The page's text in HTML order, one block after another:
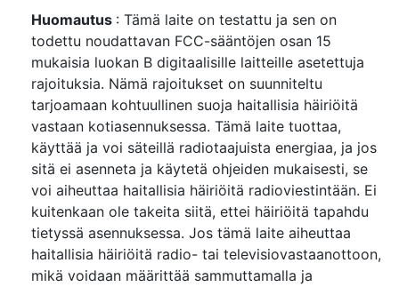
Huomautus : Tämä laite on testattu ja sen on
todettu noudattavan FCC-sääntöjen osan 15
mukaisia luokan B digitaalisille laitteille asetettuja
rajoituksia. Nämä rajoitukset on suunniteltu
tarjoamaan kohtuullinen suoja haitallisia häiriöitä
vastaan kotiasennuksessa. Tämä laite tuottaa,
käyttää ja voi säteillä radiotaajuista energiaa, ja jos
sitä ei asenneta ja käytetä ohjeiden mukaisesti, se
voi aiheuttaa haitallisia häiriöitä radioviestintään. Ei
kuitenkaan ole takeita siitä, ettei häiriöitä tapahdu
tietyssä asennuksessa. Jos tämä laite aiheuttaa
haitallisia häiriöitä radio- tai televisiovastaanottoon,
mikä voidaan määrittää sammuttamalla ja